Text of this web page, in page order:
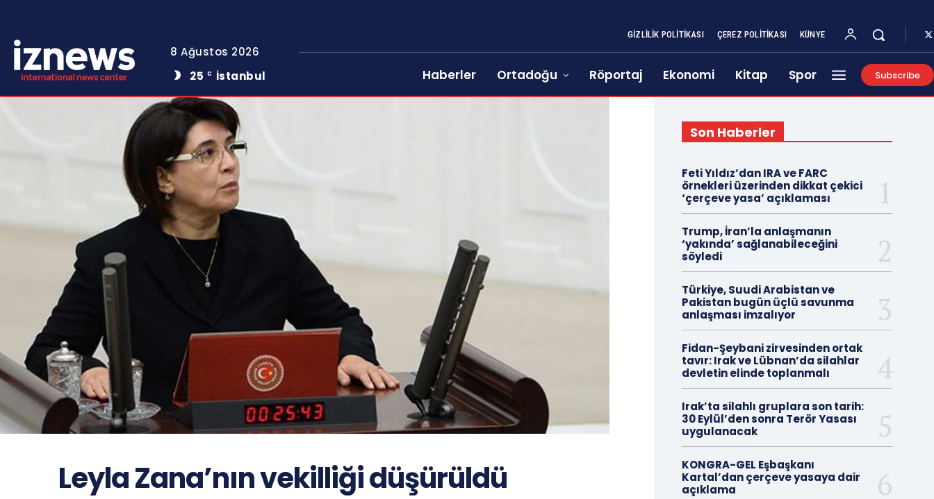
8 Ağustos 2026
25 C İstanbul
GIZLILIK POLITIKASI ÇEREZ POLITIKASI KÜNYE
Haberler Ortadoğu Röportaj Ekonomi Kitap Spor Subscribe
Leyla Zana’nın vekilliği düşürüldü
Son Haberler
Feti Yıldız’dan IRA ve FARC
örnekleri üzerinden dikkat çekici
‘çerçeve yasa’ açıklaması
Trump, İran’la anlaşmanın
‘yakında’ sağlanabileceğini
söyledi
Türkiye, Suudi Arabistan ve
Pakistan bugün üçlü savunma
anlaşması imzalıyor
Fidan-Şeybani zirvesinden ortak
tavır: Irak ve Lübnan’da silahlar
devletin elinde toplanmalı
Irak’ta silahlı gruplara son tarih:
30 Eylül’den sonra Terör Yasası
uygulanacak
KONGRA-GEL Eşbaşkanı
Kartal’dan çerçeve yasaya dair
açıklama